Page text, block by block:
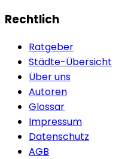
Rechtlich
Ratgeber
Städte-Übersicht
Über uns
Autoren
Glossar
Impressum
Datenschutz
AGB